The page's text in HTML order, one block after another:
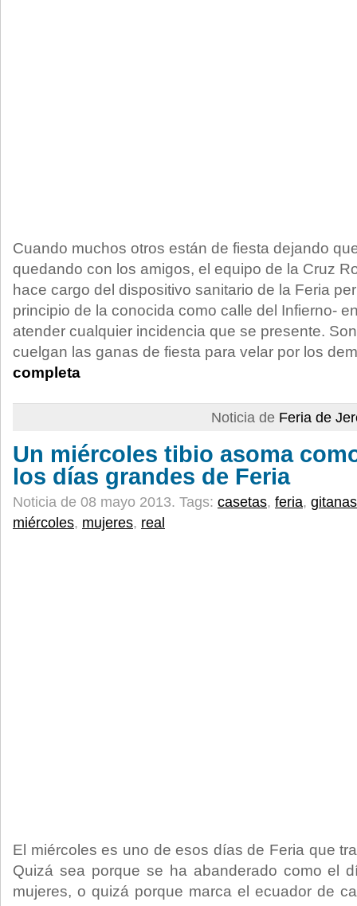
Cuando muchos otros están de fiesta dejando
quedando con los amigos, el equipo de la Cruz
hace cargo del dispositivo sanitario de la Feria
principio de la conocida como calle del Infierno-
atender cualquier incidencia que se presente.
cuelgan las ganas de fiesta para velar por los
completa
Noticia de Feria de
Un miércoles tibio asoma
los días grandes de Feria
Noticia de 08 mayo 2013. Tags: casetas, feria, gitanas
miércoles, mujeres, real
El miércoles es uno de esos días de Feria que
Quizá sea porque se ha abanderado como el
mujeres, o quizá porque marca el ecuador de